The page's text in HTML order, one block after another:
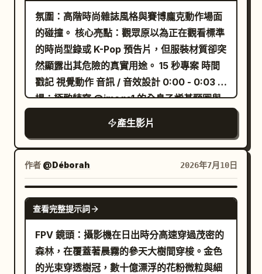
氛圍：高階時尚雜誌風格與賽博龐克動作場面
的碰撞。 核心亮點：觀眾原以為正在觀看標準
的時尚型錄或 K-Pop 預告片，但服裝材質卻突
然顯露出其危險的真實用途。 15 秒專案 時間
戳記 視覺動作 音訊 / 音效設計 0:00 - 0:03 開
場：極致特寫 @image1 的全息乙烯基頸圈與
鈦金屬鎖扣。鎖扣突然像密碼轉盤一樣旋轉，
並發出深紫色的光芒。 輕快、亮麗的流行音樂
柔和地播放。隨後出現一聲尖銳、清晰的機械
「喀噠」聲。 0:03 - 0:06 轉折：鏡頭拉回。
角色對著鏡頭露出完美的「燦爛笑容」。突
然，畫面劇烈故障。她的表情瞬間轉變為冷
酷、面無表情的「時尚凝視」。 流行音樂猛烈
地卡頓、音調降低，轉變為沉重且具侵略性的
暗黑合成器低音。 0:06 - 0:11 反轉：她旋轉
進入「動態姿勢」。意想不到的元素：透明的
產生影片
作者 @Déborah 2026年7月10日
GROK IMAGINE
查看完整提示詞
FPV 鏡頭：攝影機在日出時分高速穿過茂密的
森林，在覆蓋著晨霧的參天大樹間穿梭。金色
的光束穿透樹冠，數十億漂浮的花粉微粒與細